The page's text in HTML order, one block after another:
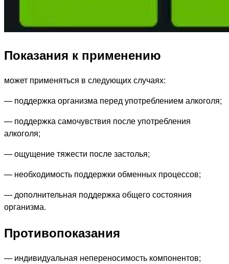
Показания к применению
может применяться в следующих случаях:
— поддержка организма перед употреблением алкоголя;
— поддержка самочувствия после употребления
алкоголя;
— ощущение тяжести после застолья;
— необходимость поддержки обменных процессов;
— дополнительная поддержка общего состояния
организма.
Противопоказания
— индивидуальная непереносимость компонентов;